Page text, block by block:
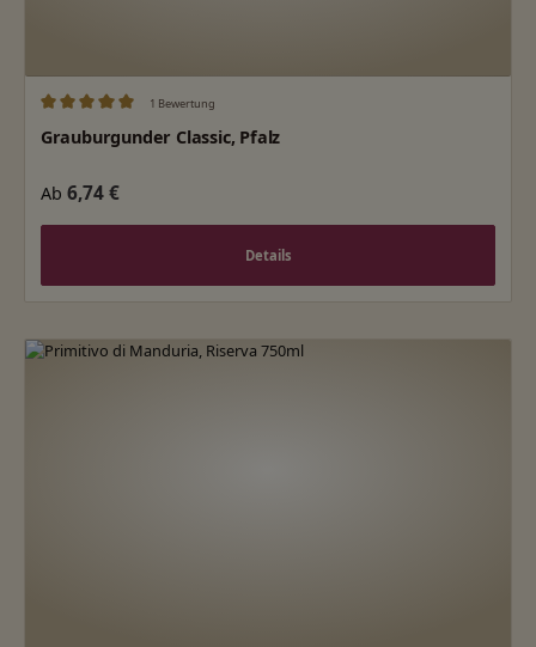
1 Bewertung
Grauburgunder Classic, Pfalz
Regulärer Preis:
Ab 6,74 €
Details